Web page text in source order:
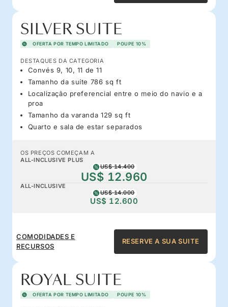
SILVER SUITE
OFERTA POR TEMPO LIMITADO POUPE 10%
DESTAQUES DA CATEGORIA
Convés 9, 10, 11 de 11
Tamanho da suíte 786 sq ft
Localização preferencial entre o meio do navio e a
proa
Tamanho da varanda 129 sq ft
Quarto e sala de estar separados
OS PREÇOS COMEÇAM A
ALL-INCLUSIVE PLUS
US$ 14.400
US$ 12.960
ALL-INCLUSIVE
US$ 14.000
US$ 12.600
COMODIDADES E
RECURSOS
RESERVE A SUA SUITE
ROYAL SUITE
OFERTA POR TEMPO LIMITADO POUPE 10%